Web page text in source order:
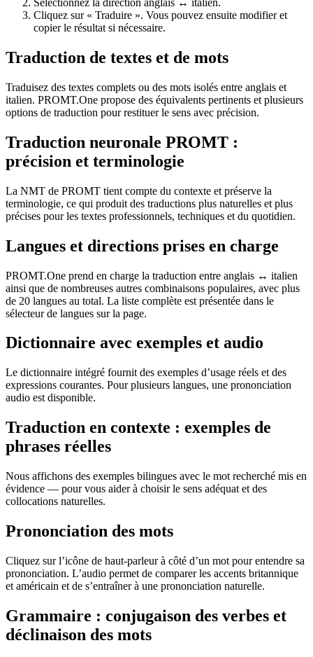
Sélectionnez la direction anglais ↔ italien.
Cliquez sur « Traduire ». Vous pouvez ensuite modifier et
copier le résultat si nécessaire.
Traduction de textes et de mots
Traduisez des textes complets ou des mots isolés entre anglais et
italien. PROMT.One propose des équivalents pertinents et plusieurs
options de traduction pour restituer le sens avec précision.
Traduction neuronale PROMT :
précision et terminologie
La NMT de PROMT tient compte du contexte et préserve la
terminologie, ce qui produit des traductions plus naturelles et plus
précises pour les textes professionnels, techniques et du quotidien.
Langues et directions prises en charge
PROMT.One prend en charge la traduction entre anglais ↔ italien
ainsi que de nombreuses autres combinaisons populaires, avec plus
de 20 langues au total. La liste complète est présentée dans le
sélecteur de langues sur la page.
Dictionnaire avec exemples et audio
Le dictionnaire intégré fournit des exemples d’usage réels et des
expressions courantes. Pour plusieurs langues, une prononciation
audio est disponible.
Traduction en contexte : exemples de
phrases réelles
Nous affichons des exemples bilingues avec le mot recherché mis en
évidence — pour vous aider à choisir le sens adéquat et des
collocations naturelles.
Prononciation des mots
Cliquez sur l’icône de haut-parleur à côté d’un mot pour entendre sa
prononciation. L’audio permet de comparer les accents britannique
et américain et de s’entraîner à une prononciation naturelle.
Grammaire : conjugaison des verbes et
déclinaison des mots